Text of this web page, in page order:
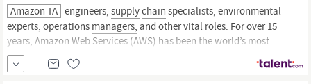
Amazon TA engineers, supplychain specialists, environmental
experts, operations managers, and other vital roles. For over 15
years, Amazon Web Services (AWS) has been the world’s most
comprehensive and broadly adopted cloud computing platform.
Cloud computing is the on-demand delivery of IT resources over